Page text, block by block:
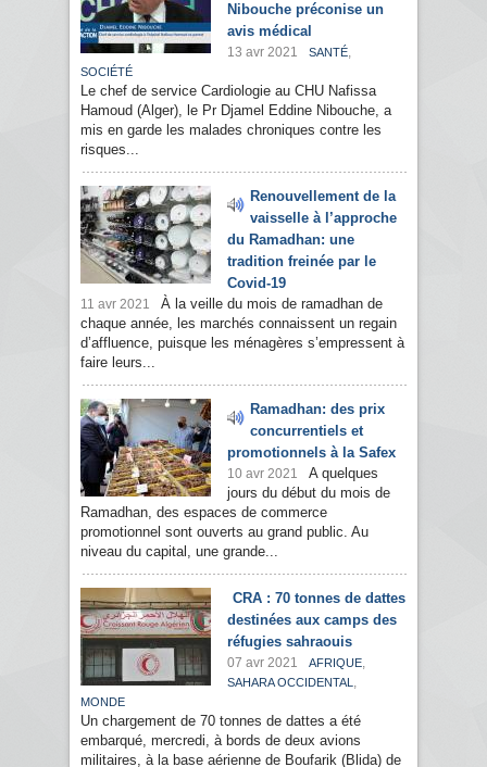
Nibouche préconise un
avis médical
13 avr 2021 SANTÉ,
SOCIÉTÉ
Le chef de service Cardiologie au CHU Nafissa
Hamoud (Alger), le Pr Djamel Eddine Nibouche, a
mis en garde les malades chroniques contre les
risques...
Renouvellement de la
vaisselle à l’approche
du Ramadhan: une
tradition freinée par le
Covid-19
11 avr 2021
À la veille du mois de ramadhan de
chaque année, les marchés connaissent un regain
d’affluence, puisque les ménagères s’empressent à
faire leurs...
Ramadhan: des prix
concurrentiels et
promotionnels à la Safex
10 avr 2021
A quelques
jours du début du mois de
Ramadhan, des espaces de commerce
promotionnel sont ouverts au grand public. Au
niveau du capital, une grande...
CRA : 70 tonnes de dattes
destinées aux camps des
réfugies sahraouis
07 avr 2021 AFRIQUE,
SAHARA OCCIDENTAL ,
MONDE
Un chargement de 70 tonnes de dattes a été
embarqué, mercredi, à bords de deux avions
militaires, à la base aérienne de Boufarik (Blida) de